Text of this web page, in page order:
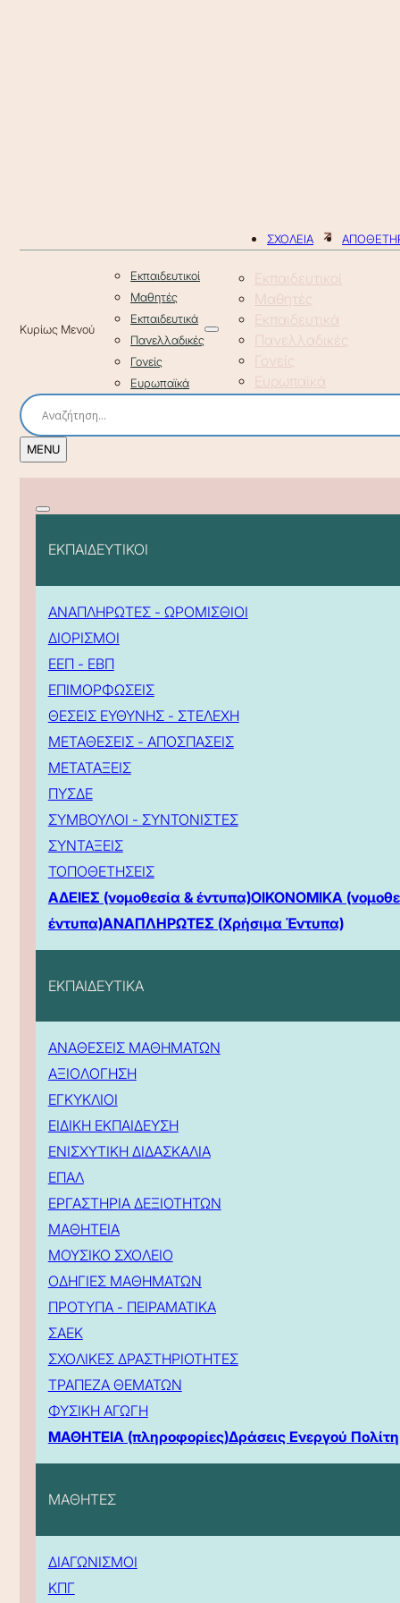
ΣΧΟΛΕΙΑ
Εκπαιδευτικοί
Μαθητές
Εκπαιδευτικά
Πανελλαδικές
Γονείς
Ευρωπαϊκά
Εκπαιδευτικοί
Μαθητές
Εκπαιδευτικά
Πανελλαδικές
Γονείς
Ευρωπαϊκά
ΕΚΠΑΙΔΕΥΤΙΚΟΙ
ΑΝΑΠΛΗΡΩΤΕΣ - ΩΡΟΜΙΣΘΙΟΙ
ΔΙΟΡΙΣΜΟΙ
ΕΕΠ - ΕΒΠ
ΕΠΙΜΟΡΦΩΣΕΙΣ
ΘΕΣΕΙΣ ΕΥΘΥΝΗΣ - ΣΤΕΛΕΧΗ
ΜΕΤΑΘΕΣΕΙΣ - ΑΠΟΣΠΑΣΕΙΣ
ΜΕΤΑΤΑΞΕΙΣ
ΠΥΣΔΕ
ΣΥΜΒΟΥΛΟΙ - ΣΥΝΤΟΝΙΣΤΕΣ
ΣΥΝΤΑΞΕΙΣ
ΤΟΠΟΘΕΤΗΣΕΙΣ
ΑΔΕΙΕΣ (νομοθεσία & έντυπα)ΟΙΚΟΝΟΜΙΚΑ
έντυπα)ΑΝΑΠΛΗΡΩΤΕΣ (Χρήσιμα Έντυπα)
ΕΚΠΑΙΔΕΥΤΙΚΑ
ΑΝΑΘΕΣΕΙΣ ΜΑΘΗΜΑΤΩΝ
ΑΞΙΟΛΟΓΗΣΗ
ΕΓΚΥΚΛΙΟΙ
ΕΙΔΙΚΗ ΕΚΠΑΙΔΕΥΣΗ
ΕΝΙΣΧΥΤΙΚΗ ΔΙΔΑΣΚΑΛΙΑ
ΕΠΑΛ
ΕΡΓΑΣΤΗΡΙΑ ΔΕΞΙΟΤΗΤΩΝ
ΜΑΘΗΤΕΙΑ
ΜΟΥΣΙΚΟ ΣΧΟΛΕΙΟ
ΟΔΗΓΙΕΣ ΜΑΘΗΜΑΤΩΝ
ΠΡΟΤΥΠΑ - ΠΕΙΡΑΜΑΤΙΚΑ
ΣΑΕΚ
ΣΧΟΛΙΚΕΣ ΔΡΑΣΤΗΡΙΟΤΗΤΕΣ
ΤΡΑΠΕΖΑ ΘΕΜΑΤΩΝ
ΦΥΣΙΚΗ ΑΓΩΓΗ
ΜΑΘΗΤΕΙΑ (πληροφορίες)Δράσεις Ενεργού Πολίτη
ΜΑΘΗΤΕΣ
ΔΙΑΓΩΝΙΣΜΟΙ
ΚΠΓ